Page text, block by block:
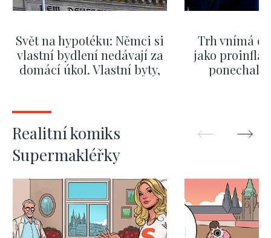
Svět na hypotéku: Němci si
vlastní bydlení nedávají za
domácí úkol. Vlastní byty,
Trh vnímá
jako
ponechali
Realitní komiks
Supermakléřky